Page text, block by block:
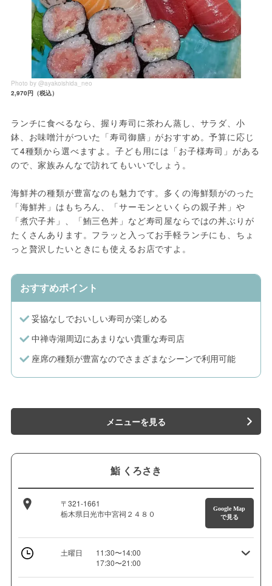
Photo by @ayakoishida_neo
2,970円（税込）
ランチに食べるなら、握り寿司に茶わん蒸し、サラダ、小
鉢、お味噌汁がついた「寿司御膳」がおすすめ。予算に応じ
て4種類から選べますよ。子ども用には「お子様寿司」がある
ので、家族みんなで訪れてもいいでしょう。
海鮮丼の種類が豊富なのも魅力です。多くの海鮮類がのった
「海鮮丼」はもちろん、「サーモンといくらの親子丼」や
「煮穴子丼」、「鮪三色丼」など寿司屋ならではの丼ぶりが
たくさんあります。フラッと入ってお手軽ランチにも、ちょ
っと贅沢したいときにも使えるお店ですよ。
おすすめポイント
妥協なしでおいしい寿司が楽しめる
中禅寺湖周辺にあまりない貴重な寿司店
座席の種類が豊富なのでさまざまなシーンで利用可能
メニューを見る
鮨 くろさき
〒321-1661
栃木県日光市中宮祠２４８０
Google Map
で見る
土曜日
11:30〜14:00
17:30〜21:00